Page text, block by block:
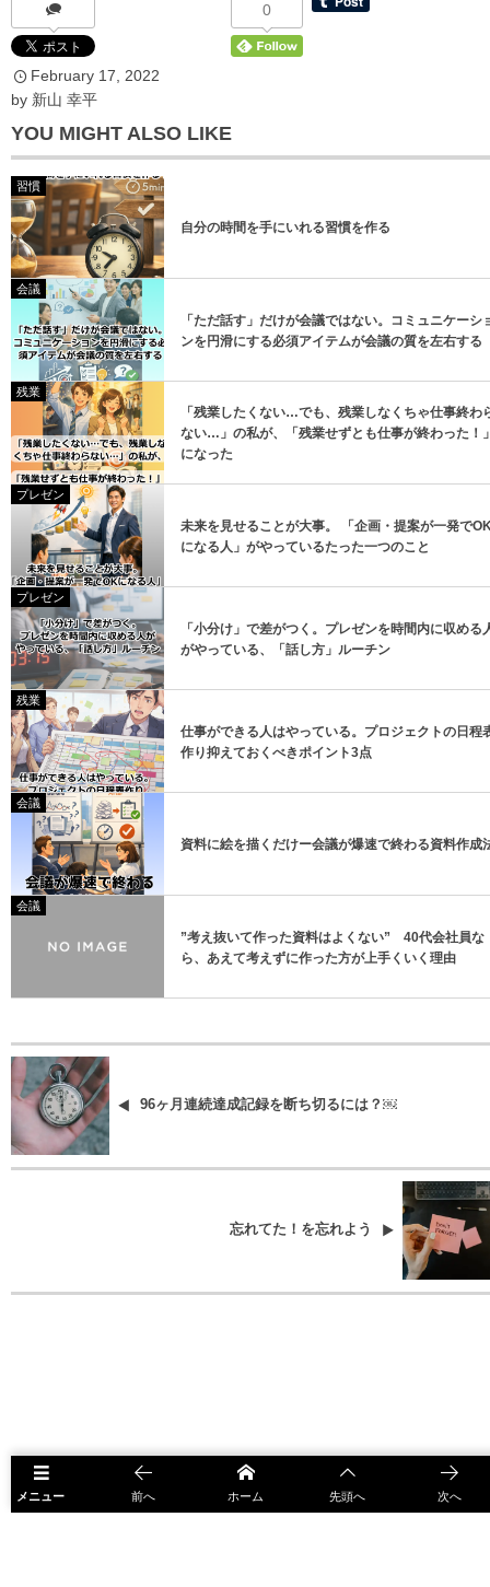
メールアドレス
登録
0
February 17,2022
by 新山 幸平
YOU MIGHT ALSO LIKE
習慣
自分の時間を手にいれる習慣を作る
会議
「ただ話す」だけが会議ではない。コミュニケーシ
ンを円滑にする必須アイテムが会議の質を左右する
残業
「残業したくない…でも、残業しなくちゃ仕事終わ
ない…」の私が、「残業せずとも仕事が終わった！
になった
プレゼン
未来を見せることが大事。 「企画・提案が一発で
になる人」がやっているたった一つのこと
プレゼン
「小分け」で差がつく。プレゼンを時間内に収める
がやっている、「話し方」ルーチン
残業
仕事ができる人はやっている。プロジェクトの日程
作り抑えておくべきポイント3点
会議
資料に絵を描くだけー会議が爆速で終わる資料作成
会議
”考え抜いて作った資料はよくない” 40代会社員な
ら、あえて考えずに作った方が上手くいく理由
96ヶ月連続達成記録を断ち切るには？￼
忘れてた！を忘れよう
メニュー 前へ ホーム 先頭へ 次へ